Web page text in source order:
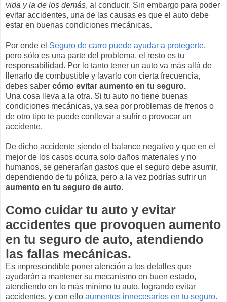
vida y la de los demás, al conducir. Sin embargo para poder
evitar accidentes, una de las causas es que el auto debe
estar en buenas condiciones mecánicas.
Por ende el Seguro de carro puede ayudar a protegerte,
pero sólo es una parte del problema, el resto es tu
responsabilidad. Por lo tanto tener un auto va más allá de
llenarlo de combustible y lavarlo con cierta frecuencia,
debes saber cómo evitar aumento en tu seguro.
Una cosa lleva a la otra. Si tu auto no tiene buenas
condiciones mecánicas, ya sea por problemas de frenos o
de otro tipo te puede conllevar a sufrir o provocar un
accidente.
De dicho accidente siendo el balance negativo y que en el
mejor de los casos ocurra solo daños materiales y no
humanos, se generarían gastos que el seguro debe asumir,
dependiendo de tu póliza, pero a la vez podrías sufrir un
aumento en tu seguro de auto.
Como cuidar tu auto y evitar
accidentes que provoquen aumento
en tu seguro de auto, atendiendo
las fallas mecánicas.
Es imprescindible poner atención a los detalles que
ayudarán a mantener su mecanismo en buen estado,
atendiendo en lo más mínimo tu auto, logrando evitar
accidentes, y con ello aumentos innecesarios en tu seguro.